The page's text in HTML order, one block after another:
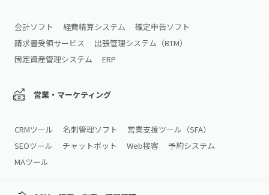
会計ソフト 経費精算システム
確定申告ソフト
請求書受領サービス
出張管理システム（BTM）
固定資産管理システム
ERP
営業・マーケティング
CRMツール 名刺管理ソフト
営業支援ツール（SFA）
SEOツール
チャットボット Web接客
予約システム
MAツール